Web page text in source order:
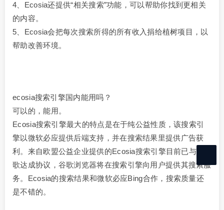
4、Ecosia还提供“相关搜索”功能，可以帮助你找到更相关
的内容。
5、Ecosia会把每次搜索所得的所有收入捐给植树项目，以
帮助改善环境。
ecosia搜索引擎国内能用吗？
可以的，能用。
Ecosia搜索引擎最大的特点是在于纯公益性质，该搜索引
擎以微软必应提供后端支持，并在搜索结果里提供广告获
利。来自欧盟公益企业提供的Ecosia搜索引擎目前已与谷
歌达成协议，谷歌浏览器将在搜索引擎向用户提供其搜索服
务。Ecosia的搜索结果和微软必应Bing合作，搜索质量还
是不错的。